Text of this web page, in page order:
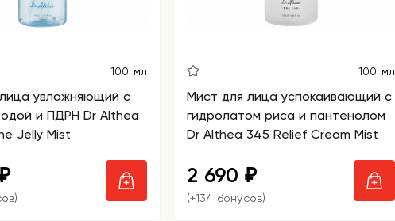
100 мл
увлажняющий с
и ПДРН Dr Althea
Jelly Mist
100 мл
Мист для лица успокаивающий с
гидролатом риса и пантенолом
Dr Althea 345 Relief Cream Mist
2 690 ₽
(+134 бонусов)